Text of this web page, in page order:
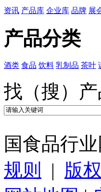
资讯 产品库 企业库 品牌 展
产品分类
酒类 食品 饮料 乳制品 茶叶
找（搜）产
国食品行
规则
| 版